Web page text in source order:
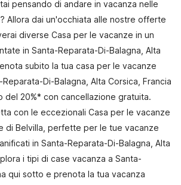
pensando di andare in vacanza nelle
Allora dai un'occhiata alle nostre offerte
diverse Casa per le vacanze in un
in Santa-Reparata-Di-Balagna, Alta
subito la tua casa per le vacanze
Di-Balagna, Alta Corsica, Francia
del 20%* con cancellazione gratuita.
con le eccezionali Casa per le vacanze
di Belvilla, perfette per le tue vacanze
in Santa-Reparata-Di-Balagna, Alta
i tipi di case vacanza a Santa-
qui sotto e prenota la tua vacanza